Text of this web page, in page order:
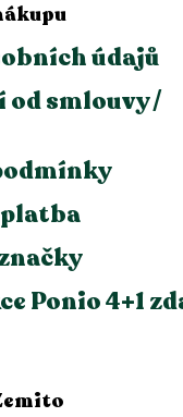
údajů
od smlouvy /
Ponio 4+1